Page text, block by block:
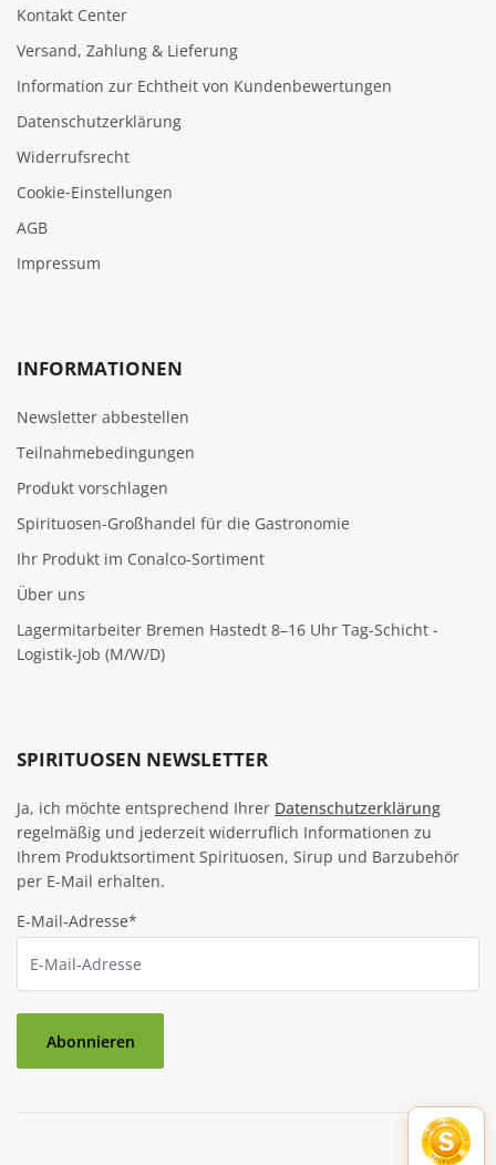
Kontakt Center
Versand, Zahlung & Lieferung
Information zur Echtheit von Kundenbewertungen
Datenschutzerklärung
Widerrufsrecht
Cookie‑Einstellungen
AGB
Impressum
INFORMATIONEN
Newsletter abbestellen
Teilnahmebedingungen
Produkt vorschlagen
Spirituosen-Großhandel für die Gastronomie
Ihr Produkt im Conalco-Sortiment
Über uns
Lagermitarbeiter Bremen Hastedt 8–16 Uhr Tag-Schicht -
Logistik-Job (M/W/D)
SPIRITUOSEN NEWSLETTER
Ja, ich möchte entsprechend Ihrer Datenschutzerklärung
regelmäßig und jederzeit widerruflich Informationen zu
Ihrem Produktsortiment Spirituosen, Sirup und Barzubehör
per E-Mail erhalten.
E-Mail-Adresse*
Abonnieren